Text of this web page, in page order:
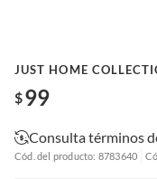
JUST HOME
$99
Consulta términos
Cód. del producto: 8783640